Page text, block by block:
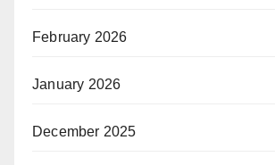
February 2026
January 2026
December 2025